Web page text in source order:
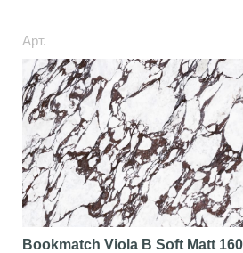
Арт.
Bookmatch Viola B Soft Matt